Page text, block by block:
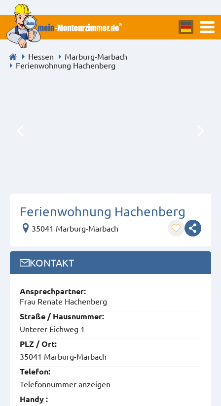
Hessen
Marburg-Marbach
Ferienwohnung Hachenberg
Ferienwohnung Hachenberg
35041 Marburg-Marbach
KONTAKT
Ansprech­partner:
Frau Renate Hachenberg
Straße / Hausnummer:
Unterer Eichweg 1
PLZ / Ort:
35041 Marburg-Marbach
Telefon:
Telefonnummer anzeigen
Handy :